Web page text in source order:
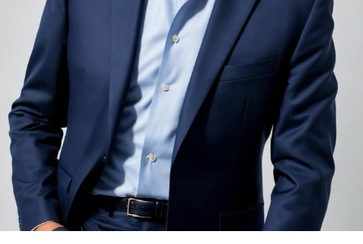
Pardoseala joacă un rol important în absorbția acestor
sunete, mai ales în zonele de trecere frecventă dintre
cameră și baie sau dintre pat și fereastră. Un material cu
proprietăți fonoabsorbante bune reduce transmiterea
zgomotului către camerele vecine și către etajele
inferioare, un aspect esențial mai ales în clădirile mai
vechi, cu structuri care nu au fost proiectate inițial
pentru izolare fonică performantă.
Rotația rapidă a oaspeților cere
materiale rezistente